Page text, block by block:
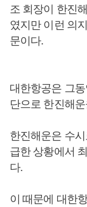
조 회장이 한진
였지만 이런 의
문이다.
대한항공은 그
단으로 한진해
한진해운은 수
급한 상황에서
다.
이 때문에 대한